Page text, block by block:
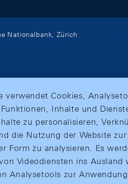
Nationalbank, Zürich
verwendet Cookies,
Inhalte und
zu personalisieren,
die Nutzung der Website
Form zu analysieren. Es
Videodiensten ins
Analysetools zur